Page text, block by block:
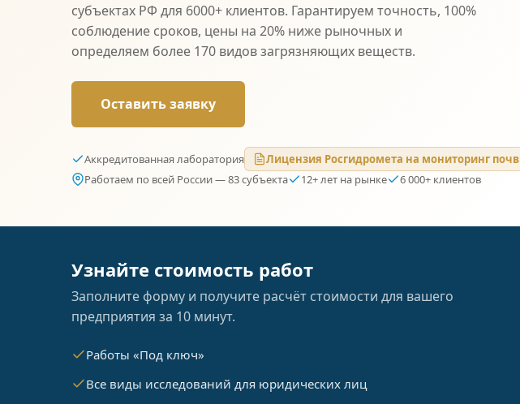
субъектах РФ для 6000+ клиентов. Гарантируем точность, 100%
соблюдение сроков, цены на 20% ниже рыночных и
определяем более 170 видов загрязняющих веществ.
Оставить заявку
Аккредитованная лаборатория
Лицензия Росгидромета на мониторинг почв
Работаем по всей России — 83 субъекта
12+ лет на рынке 6 000+ клиентов
Узнайте стоимость работ
Заполните форму и получите расчёт стоимости для вашего
предприятия за 10 минут.
Работы «Под ключ»
Все виды исследований для юридических лиц